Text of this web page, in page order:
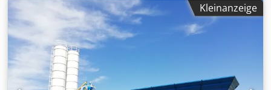
Kleinanzeige